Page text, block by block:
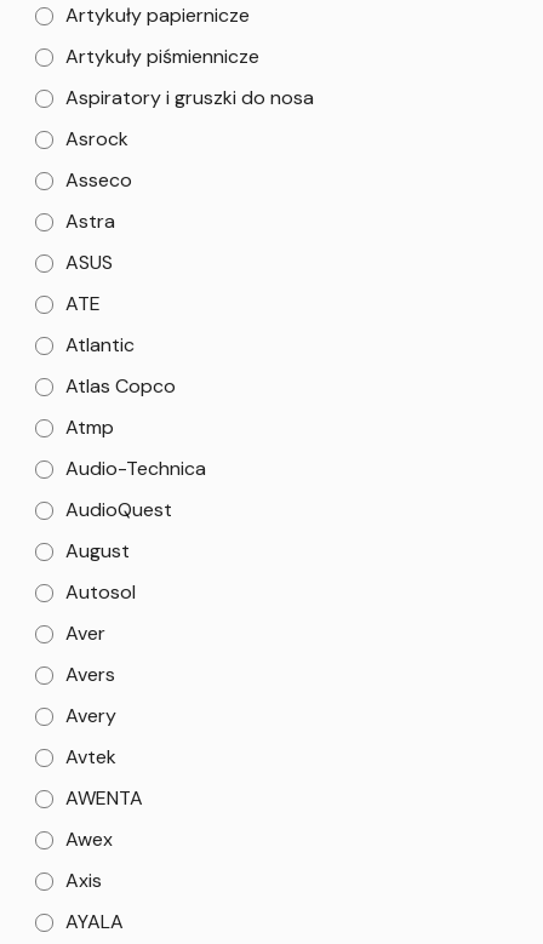
Artykuły papiernicze
Artykuły piśmiennicze
Aspiratory i gruszki do nosa
Asrock
Asseco
Astra
ASUS
ATE
Atlantic
Atlas Copco
Atmp
Audio-Technica
AudioQuest
August
Autosol
Aver
Avers
Avery
Avtek
AWENTA
Awex
Axis
AYALA